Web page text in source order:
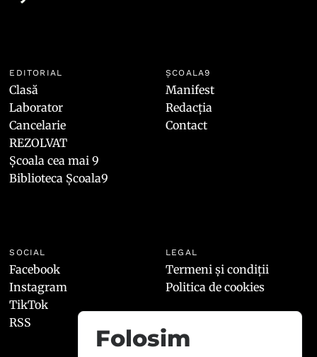
EDITORIAL
Clasă
Laborator
Cancelarie
REZOLVAT
Școala cea mai 9
Biblioteca Școala9
ȘCOALA9
Manifest
Redacția
Contact
SOCIAL
Facebook
Instagram
TikTok
RSS
LEGAL
Termeni și condiții
Politica de cookies
Folosim